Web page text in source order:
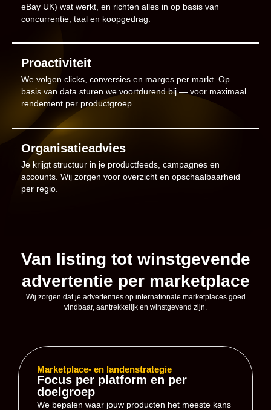
eBay UK) wat werkt, en richten alles in op basis van
concurrentie, taal en koopgedrag.
Proactiviteit
We volgen clicks, conversies en marges per markt. Op
basis van data sturen we voortdurend bij — voor maximaal
rendement per productgroep.
Organisatieadvies
Je krijgt structuur in je productfeeds, campagnes en
accounts. Wij zorgen voor overzicht en opschaalbaarheid
per regio.
Van listing tot winstgevende
advertentie per marketplace
Wij zorgen dat je advertenties op internationale marketplaces goed
vindbaar, aantrekkelijk en winstgevend zijn.
Marketplace- en landenstrategie
Focus per platform en per
doelgroep
We bepalen waar jouw producten het meeste kans